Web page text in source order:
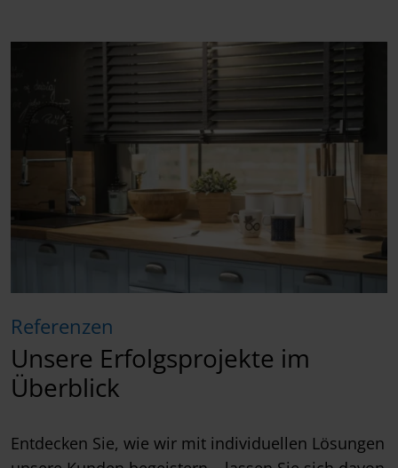
Referenzen
Unsere Erfolgsprojekte im
Überblick
Entdecken Sie, wie wir mit individuellen Lösungen